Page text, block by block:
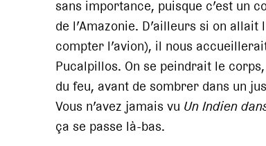
sans importance, puisque c’est un
de l’Amazonie. D’ailleurs si on
compter l’avion), il nous
Pucalpillos. On se peindrait le
du feu, avant de sombrer dans un
Vous n’avez jamais vu Un Indien
ça se passe là-bas.